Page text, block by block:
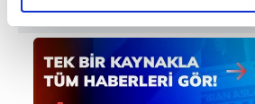
elimizden gelen çabayı
reklamların maliyetlerimizi
kalemimiz olduğunu sizlere
Her halükârda, kullanıcılar, bu